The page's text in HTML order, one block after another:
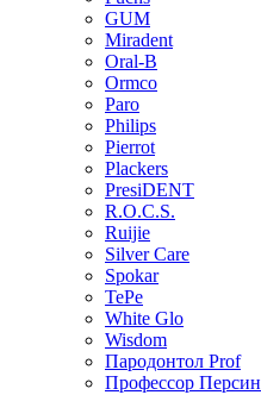
GUM
Miradent
Oral-B
Ormco
Paro
Philips
Pierrot
Plackers
PresiDENT
R.O.C.S.
Ruijie
Silver Care
Spokar
TePe
White Glo
Wisdom
Пародонтол Prof
Профессор Персин